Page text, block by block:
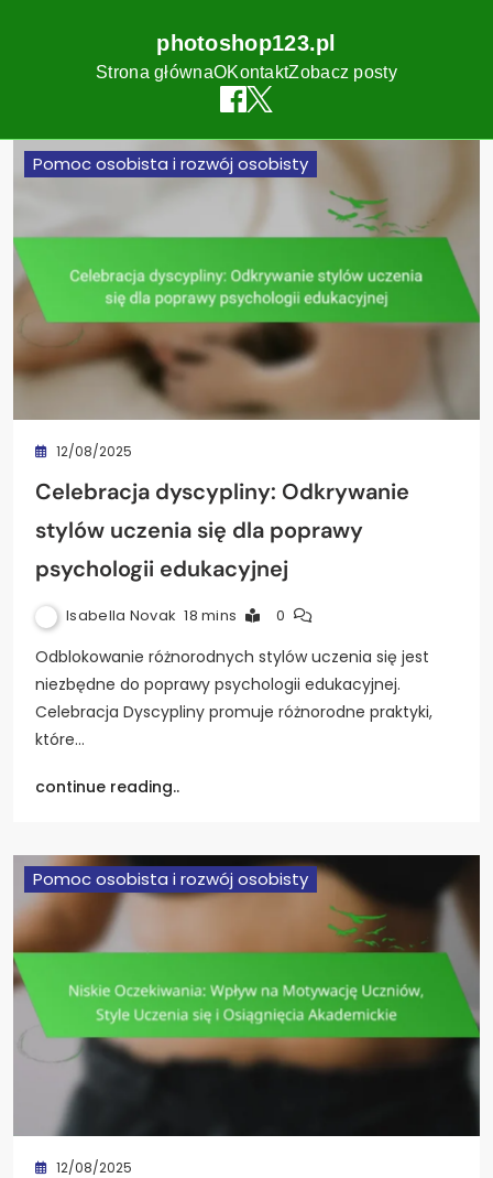
photoshop123.pl
Strona głównaOKontaktZobacz posty
Skip
Pomoc osobista i rozwój osobisty
12/08/2025
Celebracja dyscypliny: Odkrywanie
stylów uczenia się dla poprawy
psychologii edukacyjnej
Isabella Novak 18 mins 0
Odblokowanie różnorodnych stylów uczenia się jest
niezbędne do poprawy psychologii edukacyjnej.
Celebracja Dyscypliny promuje różnorodne praktyki,
które…
continue reading..
Pomoc osobista i rozwój osobisty
12/08/2025